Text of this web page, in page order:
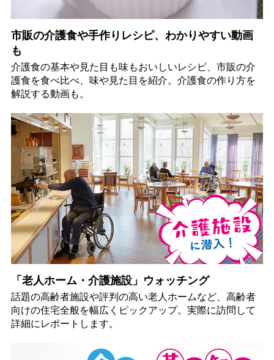
市販の介護食や手作りレシピ、わかりやすい動画
も
介護食の基本や見た目も味もおいしいレシピ、市販の介
護食を食べ比べ、味や見た目を紹介。介護食の作り方を
解説する動画も。
「老人ホーム・介護施設」ウォッチング
話題の高齢者施設や評判の高い老人ホームなど、高齢者
向けの住宅全般を幅広くピックアップ。実際に訪問して
詳細にレポートします。